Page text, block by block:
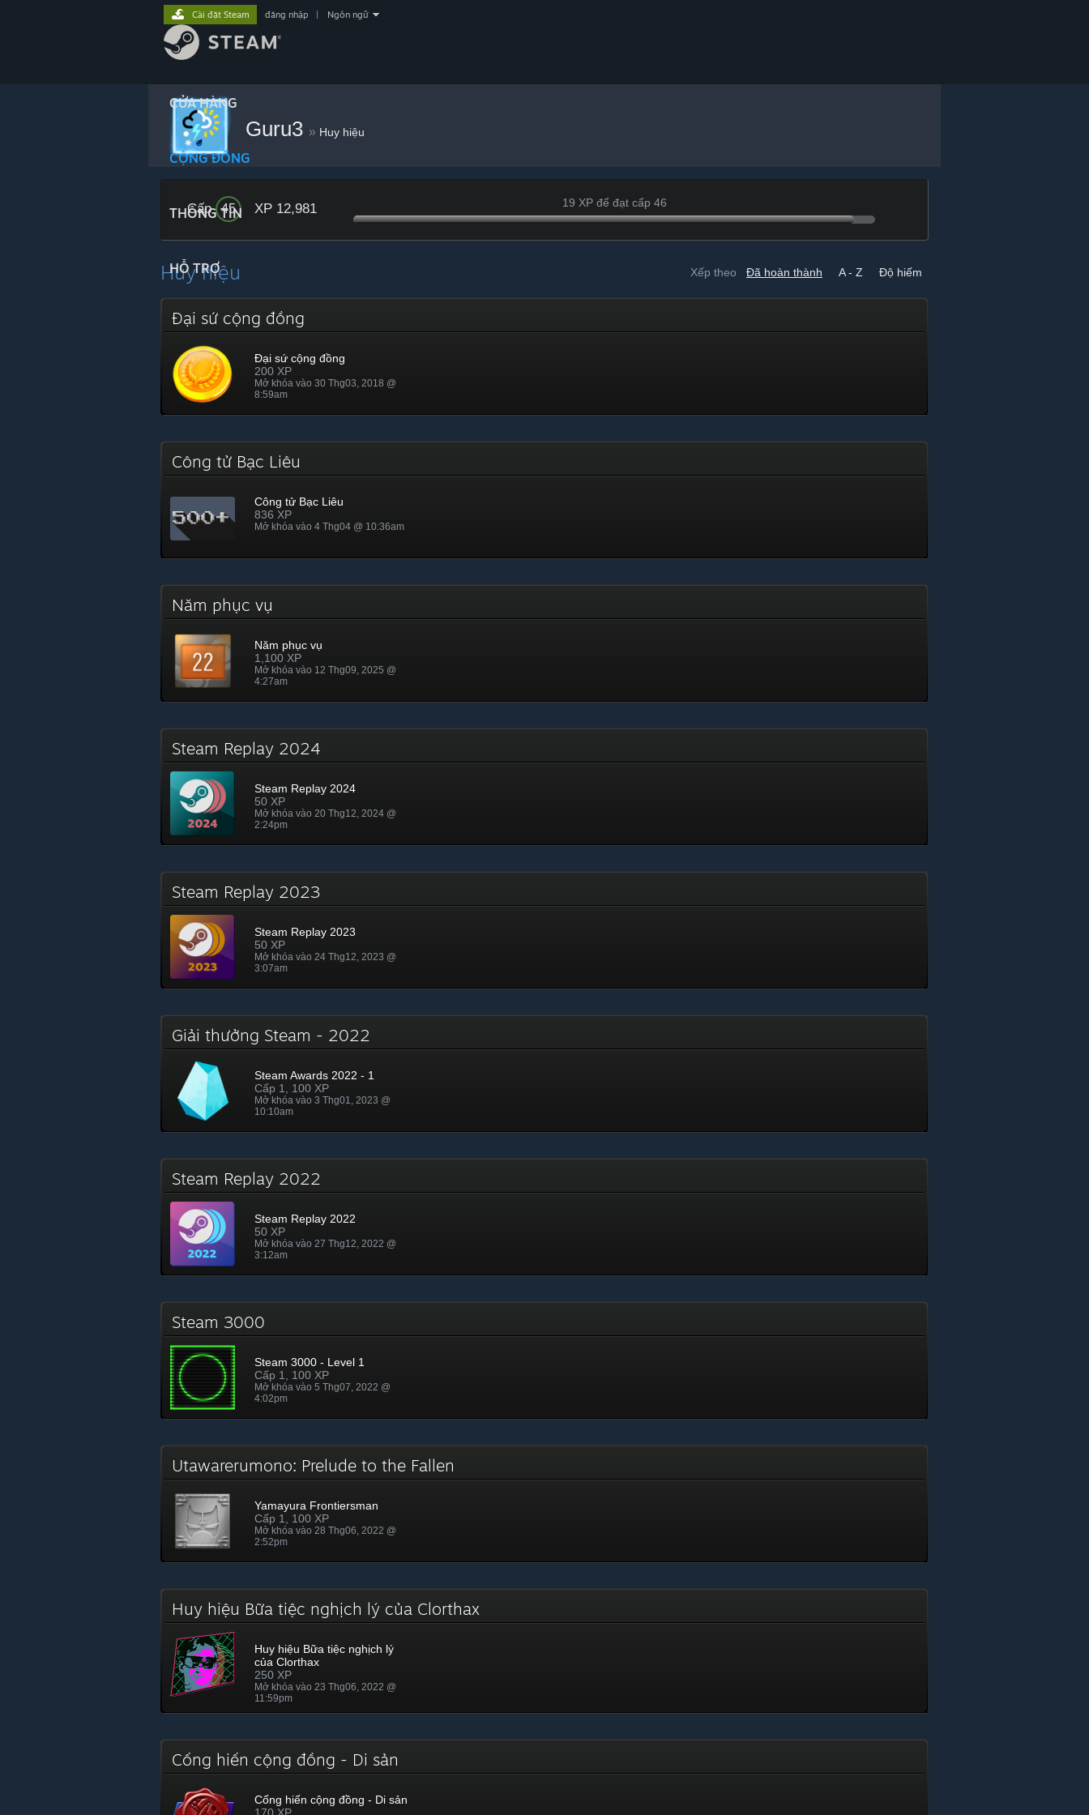
CỬA HÀNG
CỘNG ĐỒNG
THÔNG TIN
HỖ TRỢ
Cài đặt Steam đăng nhập Ngôn ngữ
Guru3 » Huy hiệu
Cấp 45 XP 12,981 19 XP để đạt cấp 46
Xếp theo Đã hoàn thành A - Z Độ hiếm
Huy hiệu
Đại sứ cộng đồng
Đại sứ cộng đồng
200 XP
Mở khóa vào 30 Thg03, 2018 @
8:59am
Công tử Bạc Liêu
Công tử Bạc Liêu
836 XP
Mở khóa vào 4 Thg04 @ 10:36am
Năm phục vụ
Năm phục vụ
1,100 XP
Mở khóa vào 12 Thg09, 2025 @
4:27am
Steam Replay 2024
Steam Replay 2024
50 XP
Mở khóa vào 20 Thg12, 2024 @
2:24pm
Steam Replay 2023
Steam Replay 2023
50 XP
Mở khóa vào 24 Thg12, 2023 @
3:07am
Giải thưởng Steam - 2022
Steam Awards 2022 - 1
Cấp 1, 100 XP
Mở khóa vào 3 Thg01, 2023 @
10:10am
Steam Replay 2022
Steam Replay 2022
50 XP
Mở khóa vào 27 Thg12, 2022 @
3:12am
Steam 3000
Steam 3000 - Level 1
Cấp 1, 100 XP
Mở khóa vào 5 Thg07, 2022 @
4:02pm
Utawarerumono: Prelude to the Fallen
Yamayura Frontiersman
Cấp 1, 100 XP
Mở khóa vào 28 Thg06, 2022 @
2:52pm
Huy hiệu Bữa tiệc nghịch lý của Clorthax
Huy hiệu Bữa tiệc nghịch lý
của Clorthax
250 XP
Mở khóa vào 23 Thg06, 2022 @
11:59pm
Cống hiến cộng đồng - Di sản
Cống hiến cộng đồng - Di sản